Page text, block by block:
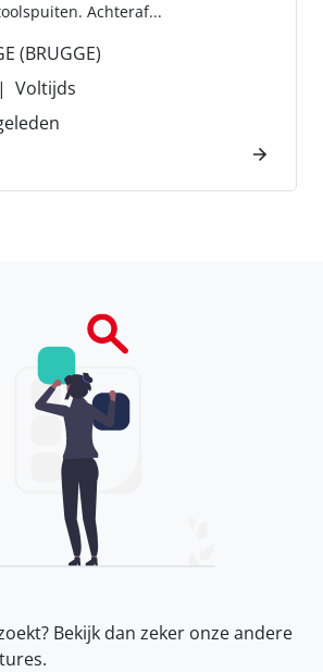
Achteraf...
(BRUGGE)
Voltijds
Bekijk dan zeker onzeandere